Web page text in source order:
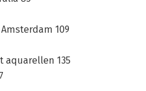
109
aquarellen 135